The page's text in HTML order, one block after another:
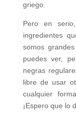
griego.
Pero en
ingredientes
somos
puedes ver,
negras
libre de usar
cualquier
¡Espero que lo